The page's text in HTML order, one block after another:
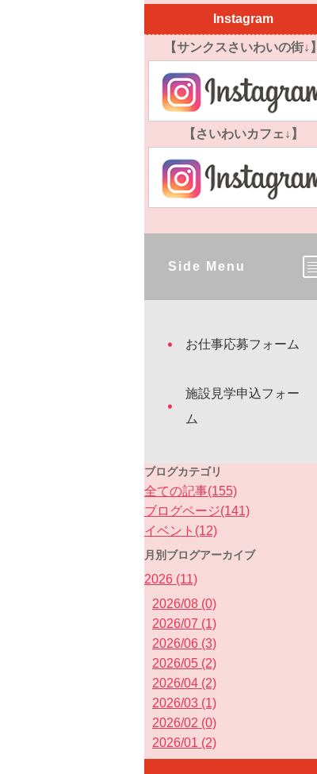
Instagram
【サンクスさいわいの街↓】
【さいわいカフェ↓】
Side Menu
お仕事応募フォーム
施設見学申込フォー
ム
ブログカテゴリ
全ての記事(155)
ブログページ(141)
イベント(12)
月別ブログアーカイブ
2026 (11)
2026/08 (0)
2026/07 (1)
2026/06 (3)
2026/05 (2)
2026/04 (2)
2026/03 (1)
2026/02 (0)
2026/01 (2)